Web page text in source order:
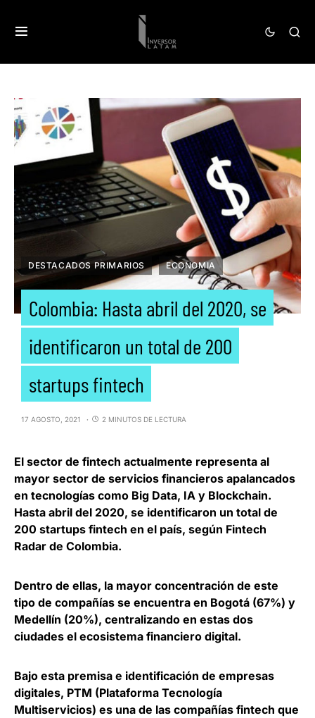
DESTACADOS PRIMARIOS ECONOMIA
Colombia: Hasta abril del 2020, se
identificaron un total de 200
startups fintech
17 AGOSTO, 2021 2 MINUTOS DE LECTURA
El sector de fintech actualmente representa al
mayor sector de servicios financieros apalancados
en tecnologías como Big Data, IA y Blockchain.
Hasta abril del 2020, se identificaron un total de
200 startups fintech en el país, según Fintech
Radar de Colombia.
Dentro de ellas, la mayor concentración de este
tipo de compañías se encuentra en Bogotá (67%) y
Medellín (20%), centralizando en estas dos
ciudades el ecosistema financiero digital.
Bajo esta premisa e identificación de empresas
digitales, PTM (Plataforma Tecnología
Multiservicios) es una de las compañías fintech que